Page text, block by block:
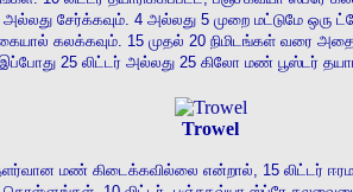
சேர்க்கவும். 4 அல்லது 5 முறை மட்டுமே
கலக்கவும். 15 முதல் 20 நிமிடங்கள் வரை அதை
இப்போது 25 லிட்டர் அல்லது 25 கிலோ மண் பூஸ்டர்
Trowel
மண் கிடைக்கவில்லை என்றால் , 15 லிட்டர்